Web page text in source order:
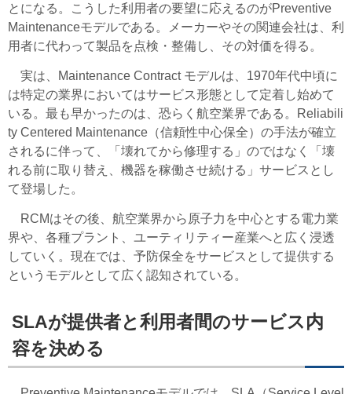
とになる。こうした利用者の要望に応えるのがPreventive
Maintenanceモデルである。メーカーやその関連会社は、利
用者に代わって製品を点検・整備し、その対価を得る。
実は、Maintenance Contract モデルは、1970年代中頃に
は特定の業界においてはサービス形態として定着し始めて
いる。最も早かったのは、恐らく航空業界である。Reliabili
ty Centered Maintenance（信頼性中心保全）の手法が確立
されるに伴って、「壊れてから修理する」のではなく「壊
れる前に取り替え、機器を稼働させ続ける」サービスとし
て登場した。
RCMはその後、航空業界から原子力を中心とする電力業
界や、各種プラント、ユーティリティー産業へと広く浸透
していく。現在では、予防保全をサービスとして提供する
というモデルとして広く認知されている。
SLAが提供者と利用者間のサービス内
容を決める